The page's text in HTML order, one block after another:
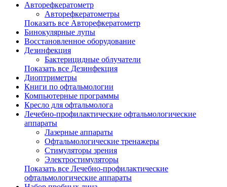
Авторефкератометр
Авторефкератометры
Показать все Авторефкератометр
Бинокулярные лупы
Восстановленное оборудование
Дезинфекция
Бактерицидные облучатели
Показать все Дезинфекция
Диоптриметры
Книги по офтальмологии
Компьютерные программы
Кресло для офтальмолога
Лечебно-профилактические офтальмологические
аппараты
Лазерные аппараты
Офтальмологические тренажеры
Стимуляторы зрения
Электростимуляторы
Показать все Лечебно-профилактические
офтальмологические аппараты